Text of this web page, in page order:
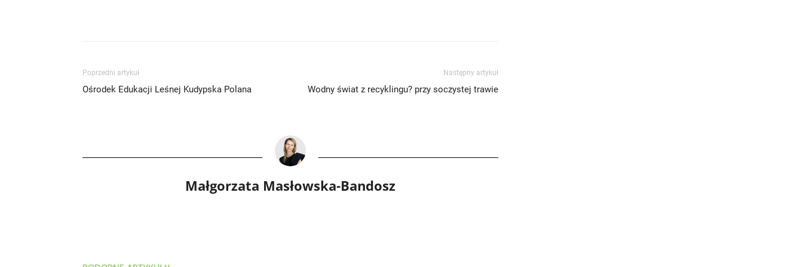
Poprzedni artykuł
Ośrodek Edukacji Leśnej Kudypska Polana
Następny artykuł
Wodny świat z recyklingu? przy soczystej trawie
Małgorzata Masłowska-Bandosz